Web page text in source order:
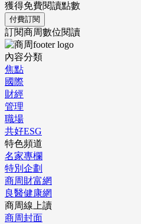
獲得免費閱讀點數
付費訂閱
訂閱商周數位閱讀
內容分類
焦點
國際
財經
管理
職場
共好ESG
特色頻道
名家專欄
特別企劃
商周財富網
良醫健康網
商周線上讀
商周封面